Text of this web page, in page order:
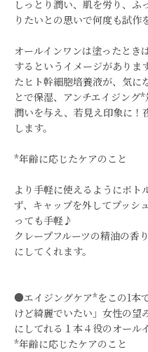
しっとり潤い、肌を労り、
りたいとの思いで何度も試作
オールインワンは塗ったとき
するというイメージがありま
たヒト幹細胞培養液が、気に
とで保湿、アンチエイジング
潤いを与え、若見え印象に！
します。
*年齢に応じたケアのこと
より手軽に使えるようにボト
ず、 キャップを外してプッシ
っても手軽♪
クレープフルーツの精油の香
にしてくれます。
●エイジングケア*をこの1本
けど綺麗でいたい」女性の望
にしてれる１本４役のオール
*年齢に応じたケアのこと